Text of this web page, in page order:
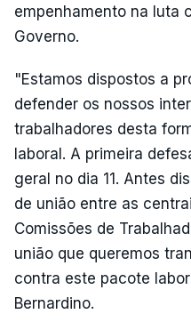
empenhamento na luta
Governo.
"Estamos dispostos a
defender os nossos
trabalhadores desta
laboral. A primeira
geral no dia 11. Antes
de união entre as
Comissões de
união que queremos
contra este pacote
Bernardino.